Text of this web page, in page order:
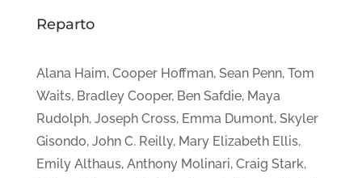
Reparto
Alana Haim, Cooper Hoffman, Sean Penn, Tom
Waits, Bradley Cooper, Ben Safdie, Maya
Rudolph, Joseph Cross, Emma Dumont, Skyler
Gisondo, John C. Reilly, Mary Elizabeth Ellis,
Emily Althaus, Anthony Molinari, Craig Stark,